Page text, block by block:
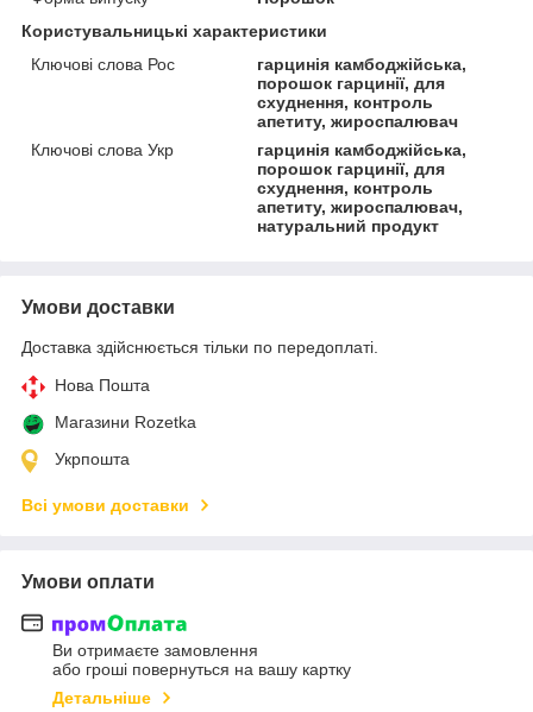
Користувальницькі характеристики
Ключові слова Рос
гарцинія камбоджійська,
порошок гарцинії, для
схуднення, контроль
апетиту, жироспалювач
Ключові слова Укр
гарцинія камбоджійська,
порошок гарцинії, для
схуднення, контроль
апетиту, жироспалювач,
натуральний продукт
Умови доставки
Доставка здійснюється тільки по передоплаті.
Нова Пошта
Магазини Rozetka
Укрпошта
Всі умови доставки
Умови оплати
Ви отримаєте замовлення
або гроші повернуться на вашу картку
Детальніше